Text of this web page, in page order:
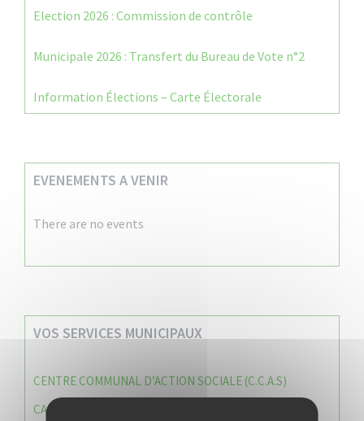
Election 2026 : Commission de contrôle
Municipale 2026 : Transfert du Bureau de Vote n°2
Information Élections – Carte Électorale
EVENEMENTS A VENIR
There are no events
VOS SERVICES MUNICIPAUX
CENTRE COMMUNAL D’ACTION SOCIALE (C.C.A.S)
CAISSE DES ÉCOLES